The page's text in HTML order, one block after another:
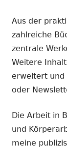
Aus der
zahlreiche
zentrale
Weitere
erweitert und
oder
Die Arbeit in
und
meine